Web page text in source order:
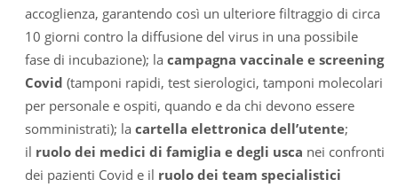
accoglienza, garantendo così un ulteriore filtraggio di circa
10 giorni contro la diffusione del virus in una possibile
fase di incubazione); la campagna vaccinale e screening
Covid (tamponi rapidi, test sierologici, tamponi molecolari
per personale e ospiti, quando e da chi devono essere
somministrati); la cartella elettronica dell’utente;
il ruolo dei medici di famiglia e degli usca nei confronti
dei pazienti Covid e il ruolo dei team specialistici